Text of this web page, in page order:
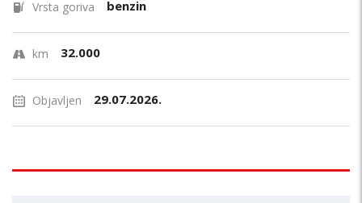
Vrsta goriva benzin
km 32.000
Objavljen 29.07.2026.